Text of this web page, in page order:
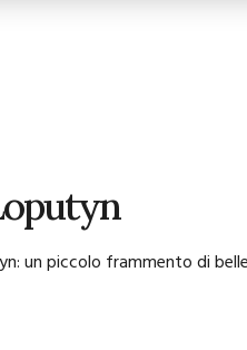
un piccolo frammento di